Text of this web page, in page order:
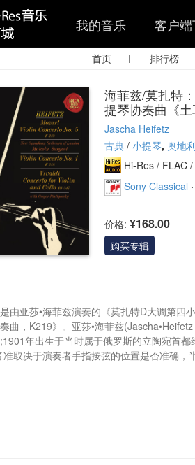
我的音乐 客户
首页 | 排行榜
海菲兹/莫扎特
提琴协奏曲《
大提琴协奏曲，
Jascha Heifetz
古典 / 小提琴, 奥地利
Hi-Res / FLAC /
Sony Classical ·
价格: ¥168.00
购买专辑
由亚莎•海菲兹演奏的《莫扎特D大调第四
曲，K219》。亚莎•海菲兹
年出生于当时属于俄罗斯的立陶宛首
准取决于演奏者手指按弦的位置是否准确